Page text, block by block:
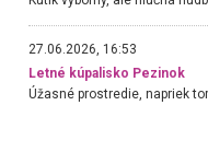
27.06.2026, 16:53
Letné kúpalisko Pezinok